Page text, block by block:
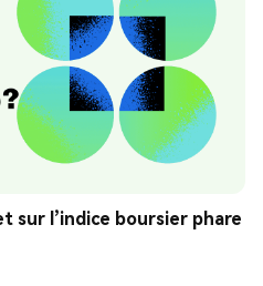
sur l’indice boursier phare